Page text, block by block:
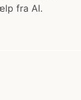
fra AI.